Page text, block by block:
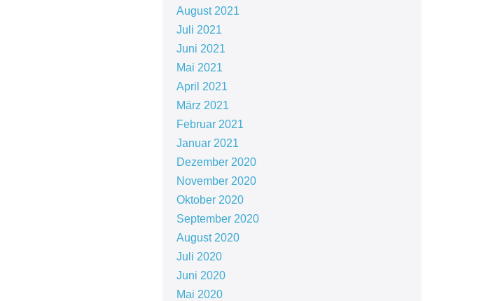
August 2021
Juli 2021
Juni 2021
Mai 2021
April 2021
März 2021
Februar 2021
Januar 2021
Dezember 2020
November 2020
Oktober 2020
September 2020
August 2020
Juli 2020
Juni 2020
Mai 2020